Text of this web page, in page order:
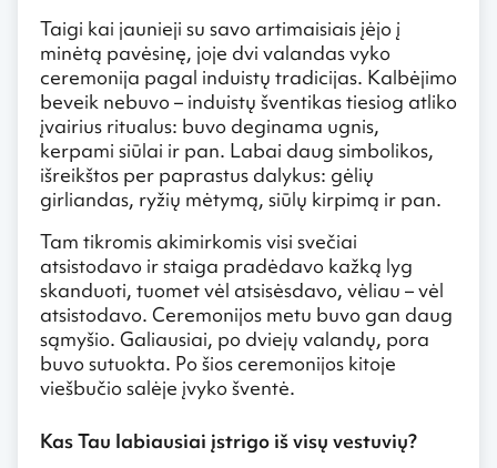
Taigi kai jaunieji su savo artimaisiais įėjo į
minėtą pavėsinę, joje dvi valandas vyko
ceremonija pagal induistų tradicijas. Kalbėjimo
beveik nebuvo – induistų šventikas tiesiog atliko
įvairius ritualus: buvo deginama ugnis,
kerpami siūlai ir pan. Labai daug simbolikos,
išreikštos per paprastus dalykus: gėlių
girliandas, ryžių mėtymą, siūlų kirpimą ir pan.
Tam tikromis akimirkomis visi svečiai
atsistodavo ir staiga pradėdavo kažką lyg
skanduoti, tuomet vėl atsisėsdavo, vėliau – vėl
atsistodavo. Ceremonijos metu buvo gan daug
sąmyšio. Galiausiai, po dviejų valandų, pora
buvo sutuokta. Po šios ceremonijos kitoje
viešbučio salėje įvyko šventė.
Kas Tau labiausiai įstrigo iš visų vestuvių?